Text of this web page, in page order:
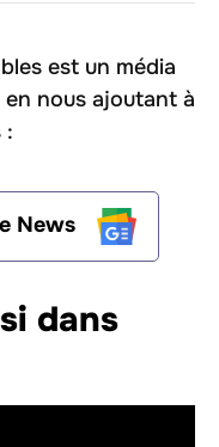
est un média
nous ajoutant à
:
News
dans